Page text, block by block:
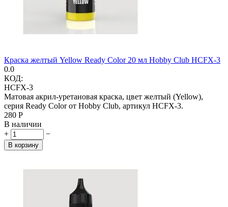
Краска желтый Yellow Ready Color 20 мл Hobby Club HCFX-3
0.0
КОД:
HCFX-3
Матовая акрил-уретановая краска, цвет желтый (Yellow),
серия Ready Color от Hobby Club, артикул HCFX-3.
‍280‍ Р
В наличии
+
−
В корзину